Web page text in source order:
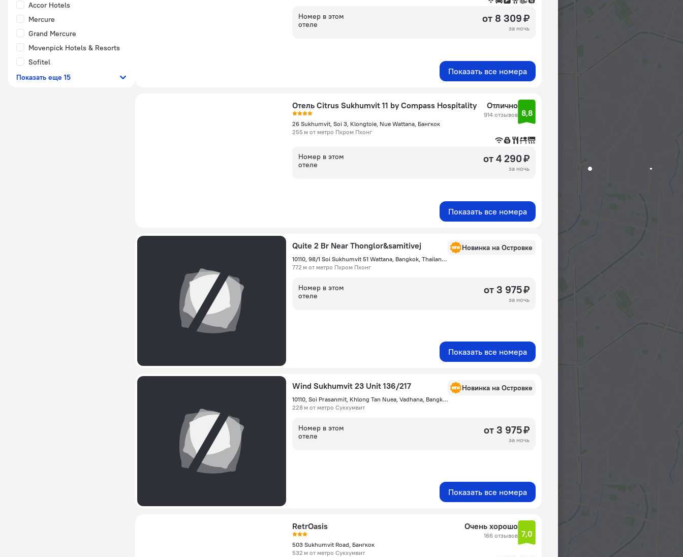
Accor Hotels
Mercure
Grand Mercure
Movenpick Hotels & Resorts
Sofitel
Показать еще 15
Номер в этом
отеле
от 8 309 ₽
за ночь
Показать все номера
Отель Citrus Sukhumvit 11 by Compass Hospitality
26 Sukhumvit, Soi 3, Klongtoie, Nue Wattana, Бангкок
255 м от метро Пхром Пхонг
Отлично
914 отзывов 8,8
Номер в этом
отеле
от 4 290 ₽
за ночь
Показать все номера
Quite 2 Br Near Thonglor&samitivej
10110, 98/1 Soi Sukhumvit 51 Wattana, Bangkok, Thailand, Бангкок
772 м от метро Пхром Пхонг
Новинка на Островке
Номер в этом
отеле
от 3 975 ₽
за ночь
Показать все номера
Wind Sukhumvit 23 Unit 136/217
10110, Soi Prasanmit, Khlong Tan Nuea, Vadhana, Bangkok, Bangkok, Thailand, Бангкок
228 м от метро Сукхумвит
Новинка на Островке
Номер в этом
отеле
от 3 975 ₽
за ночь
Показать все номера
RetrOasis
503 Sukhumvit Road, Бангкок
532 м от метро Сукхумвит
Очень хорошо
166 отзывов 7,0